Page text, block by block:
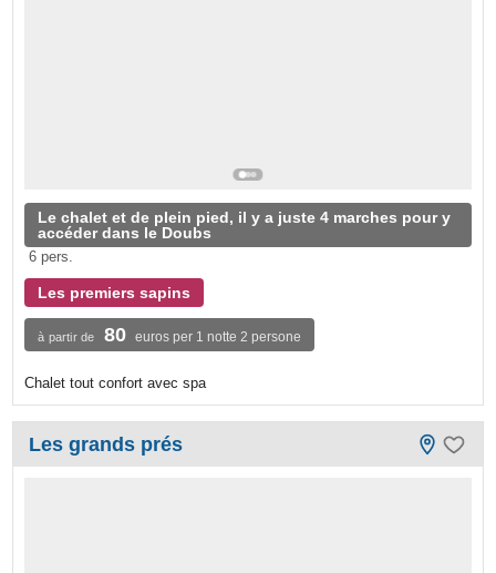
Le chalet et de plein pied, il y a juste 4 marches pour y
accéder dans le Doubs
6 pers.
Les premiers sapins
à partir de 80 euros per 1 notte 2 persone
Chalet tout confort avec spa
Les grands prés